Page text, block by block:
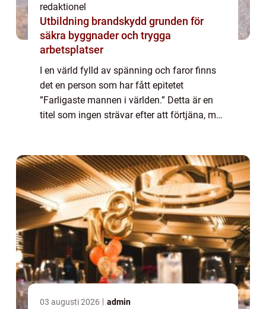
redaktionel
Utbildning brandskydd grunden för
säkra byggnader och trygga
arbetsplatser
I en värld fylld av spänning och faror finns
det en person som har fått epitetet
”Farligaste mannen i världen.” Detta är en
titel som ingen strävar efter att förtjäna, men
03 augusti 2026 admin